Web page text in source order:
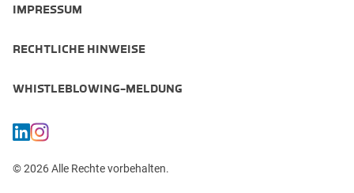
IMPRESSUM
RECHTLICHE HINWEISE
WHISTLEBLOWING-MELDUNG
© 2026 Alle Rechte vorbehalten.